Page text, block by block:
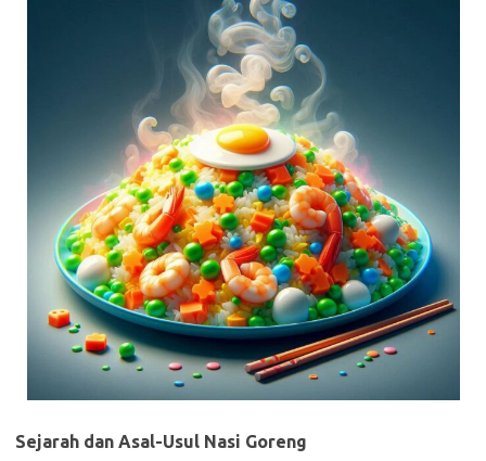
Sejarah dan Asal-Usul Nasi Goreng